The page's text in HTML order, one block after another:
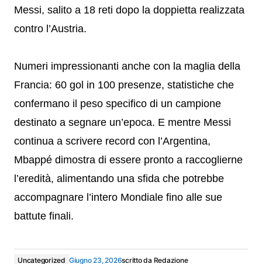
Messi, salito a 18 reti dopo la doppietta realizzata
contro l’Austria.
Numeri impressionanti anche con la maglia della
Francia: 60 gol in 100 presenze, statistiche che
confermano il peso specifico di un campione
destinato a segnare un’epoca. E mentre Messi
continua a scrivere record con l’Argentina,
Mbappé dimostra di essere pronto a raccoglierne
l’eredità, alimentando una sfida che potrebbe
accompagnare l’intero Mondiale fino alle sue
battute finali.
Uncategorized Giugno 23, 2026scritto da Redazione